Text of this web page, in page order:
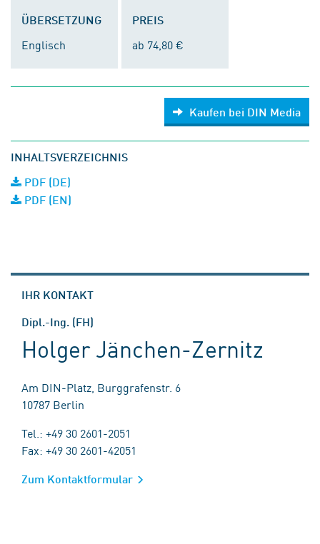
ÜBERSETZUNG
Englisch
PREIS
ab 74,80 €
Kaufen bei DIN Media
INHALTSVERZEICHNIS
PDF (DE)
PDF (EN)
IHR KONTAKT
Dipl.-Ing. (FH)
Holger Jänchen-Zernitz
Am DIN-Platz, Burggrafenstr. 6
10787 Berlin
Tel.: +49 30 2601-2051
Fax: +49 30 2601-42051
Zum Kontaktformular